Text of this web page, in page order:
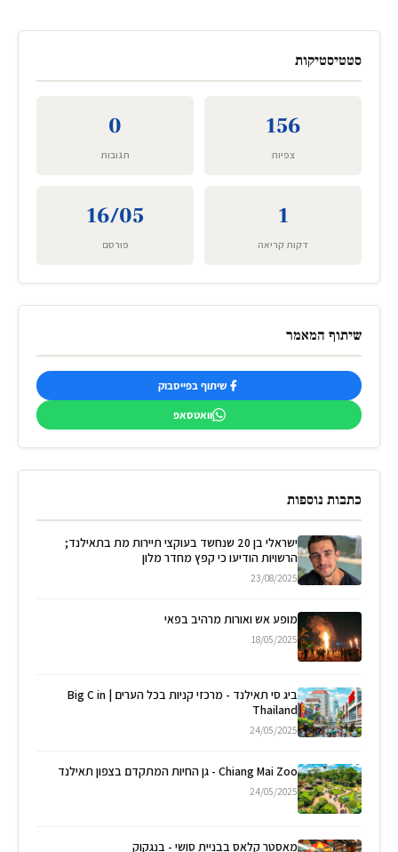
סטטיסטיקות
156
צפיות
0
תגובות
1
דקות קריאה
16/05
פורסם
שיתוף המאמר
שיתוף בפייסבוק
וואטסאפ
כתבות נוספות
ישראלי בן 20 שנחשד בעוקצי תיירות מת בתאילנד;
הרשויות הודיעו כי קפץ מחדר מלון
23/08/2025
מופע אש ואורות מרהיב בפאי
18/05/2025
ביג סי תאילנד - מרכזי קניות בכל הערים | Big C in
Thailand
24/05/2025
Chiang Mai Zoo - גן החיות המתקדם בצפון תאילנד
24/05/2025
מאסטר קלאס בבניית סושי - בנגקוק